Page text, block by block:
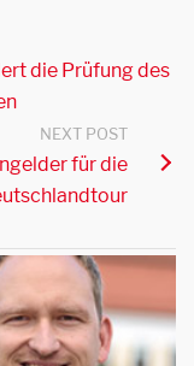
die Prüfung des
NEXT POST
für die